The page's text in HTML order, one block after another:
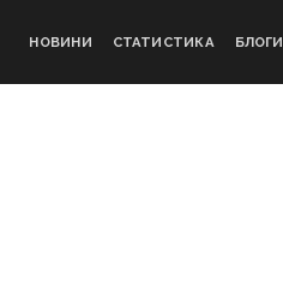
НОВИНИ СТАТИСТИКА БЛОГИ